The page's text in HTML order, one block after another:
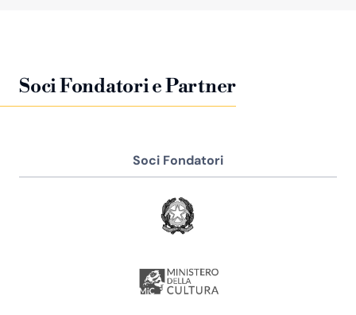
Soci Fondatori e Partner
Soci Fondatori